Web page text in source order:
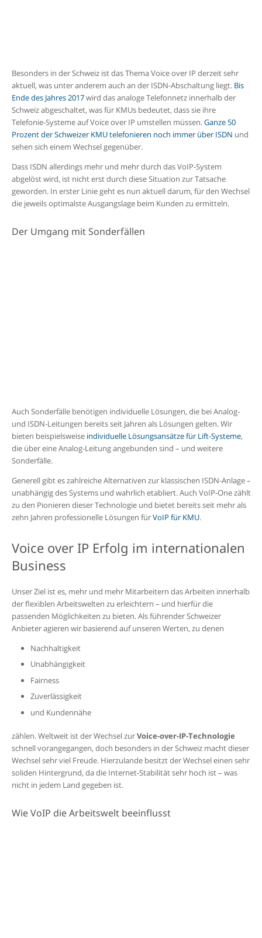
Besonders in der Schweiz ist das Thema Voice over IP derzeit sehr
aktuell, was unter anderem auch an der ISDN-Abschaltung liegt. Bis
Ende des Jahres 2017wird das analoge Telefonnetz innerhalb der
Schweiz abgeschaltet, was für KMUs bedeutet, dass sie ihre
Telefonie-Systeme auf Voice over IP umstellen müssen.Ganze 50
Prozent der Schweizer KMU telefonieren noch immer über ISDN und
sehen sich einem Wechsel gegenüber.
Dass ISDN allerdings mehr und mehr durch das VoIP-System
abgelöst wird, ist nicht erst durch diese Situation zur Tatsache
geworden. In erster Linie geht es nun aktuell darum, für den Wechsel
die jeweils optimalste Ausgangslage beim Kunden zu ermitteln.
Der Umgang mit Sonderfällen
Auch Sonderfälle benötigen individuelle Lösungen, die bei Analog-
und ISDN-Leitungen bereits seit Jahren als Lösungen gelten. Wir
bieten beispielsweise individuelle Lösungsansätze für Lift-Systeme,
die über eine Analog-Leitung angebunden sind – und weitere
Sonderfälle.
Generell gibt es zahlreiche Alternativen zur klassischen ISDN-Anlage –
unabhängig des Systems und wahrlich etabliert. Auch VoIP-One zählt
zu den Pionieren dieser Technologie und bietet bereits seit mehr als
zehn Jahren professionelle Lösungen fürVoIP für KMU.
Voice over IP Erfolg im internationalen
Business
Unser Ziel ist es, mehr und mehr Mitarbeitern das Arbeiten innerhalb
der flexiblen Arbeitswelten zu erleichtern – und hierfür die
passenden Möglichkeiten zu bieten. Als führender Schweizer
Anbieter agieren wir basierend auf unseren Werten, zu denen
Nachhaltigkeit
Unabhängigkeit
Fairness
Zuverlässigkeit
und Kundennähe
zählen. Weltweit ist der Wechsel zurVoice-over-IP-Technologie
schnell vorangegangen, doch besonders in der Schweiz macht dieser
Wechsel sehr viel Freude. Hierzulande besitzt der Wechsel einen sehr
soliden Hintergrund, da die Internet-Stabilität sehr hoch ist – was
nicht in jedem Land gegeben ist.
Wie VoIP die Arbeitswelt beeinflusst